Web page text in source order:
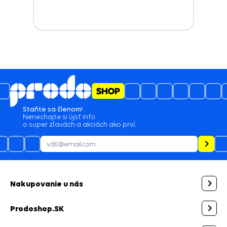
Staňte sa členom!
Nenechajte si újsť info
o super zľavách a akciách ako prví.
Nakupovanie u nás
Prodoshop.SK